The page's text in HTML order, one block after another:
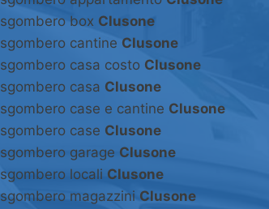
sgombero box Clusone
sgombero cantine Clusone
sgombero casa costo Clusone
sgombero casa Clusone
sgombero case e cantine Clusone
sgombero case Clusone
sgombero garage Clusone
sgombero locali Clusone
sgombero magazzini Clusone